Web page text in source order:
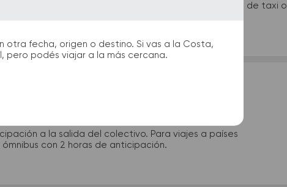
otra fecha, origen o destino. Si vas a la Costa,
pero podés viajar a la más cercana.
de bus podrás encontrar kioscos, sanitarios, paradas de taxi o
durante tu viaje.
micros?
a la salida del colectivo. Para viajes a países
con 2 horas de anticipación.